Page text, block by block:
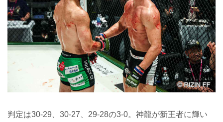
判定は30-29、30-27、29-28の3-0。神龍が新王者に輝い